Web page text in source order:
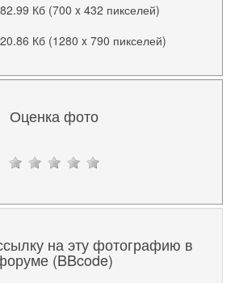
Кб (700 x 432 пикселей)
Кб (1280 x 790 пикселей)
Оценка фото
на эту фотографию в
(BBcode)